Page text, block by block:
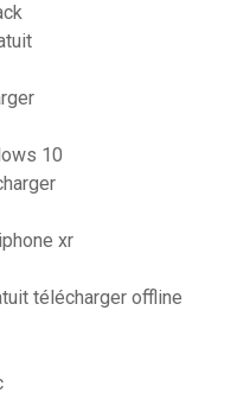
10
xr
télécharger offline